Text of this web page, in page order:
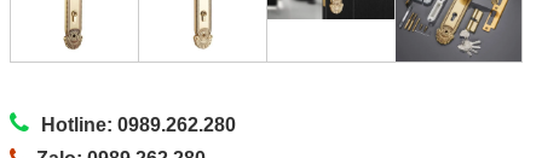
Hotline: 0989.262.280